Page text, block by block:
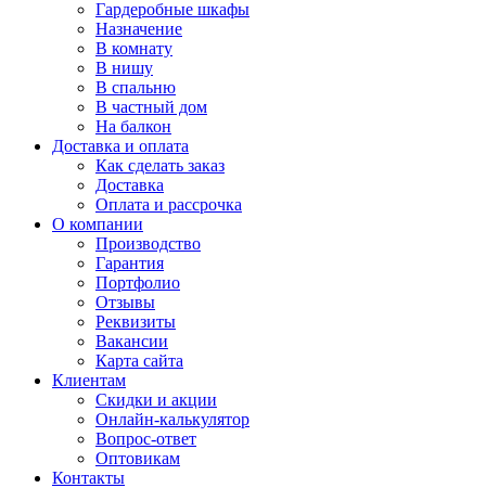
Гардеробные шкафы
Назначение
В комнату
В нишу
В спальню
В частный дом
На балкон
Доставка и оплата
Как сделать заказ
Доставка
Оплата и рассрочка
О компании
Производство
Гарантия
Портфолио
Отзывы
Реквизиты
Вакансии
Карта сайта
Клиентам
Скидки и акции
Онлайн-калькулятор
Вопрос-ответ
Оптовикам
Контакты